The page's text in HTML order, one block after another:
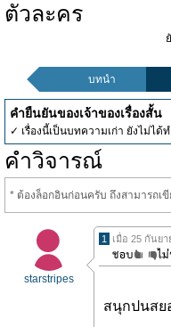
ตัวละคร
บทนำ
คำยืนยันของเจ้าของเรื่องสั้น
✓ เรื่องนี้เป็นบทความเก่า ยังไม่ได้
คำวิจารณ์
* ต้องล็อกอินก่อนครับ ถึงสามารถเ
starstripes
1 เมื่อ 25 กันยา
สนุกปนสย